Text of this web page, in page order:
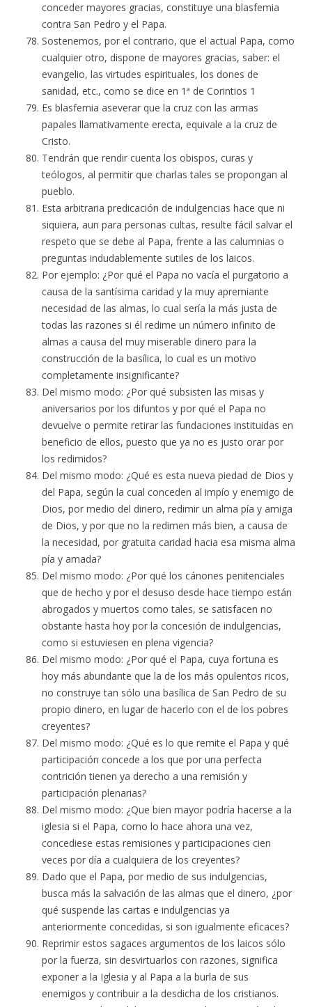
conceder mayores gracias, constituye una blasfemia
contra San Pedro y el Papa.
Sostenemos, por el contrario, que el actual Papa, como
cualquier otro, dispone de mayores gracias, saber: el
evangelio, las virtudes espirituales, los dones de
sanidad, etc., como se dice en 1ª de Corintios 1
Es blasfemia aseverar que la cruz con las armas
papales llamativamente erecta, equivale a la cruz de
Cristo.
Tendrán que rendir cuenta los obispos, curas y
teólogos, al permitir que charlas tales se propongan al
pueblo.
Esta arbitraria predicación de indulgencias hace que ni
siquiera, aun para personas cultas, resulte fácil salvar el
respeto que se debe al Papa, frente a las calumnias o
preguntas indudablemente sutiles de los laicos.
Por ejemplo: ¿Por qué el Papa no vacía el purgatorio a
causa de la santísima caridad y la muy apremiante
necesidad de las almas, lo cual sería la más justa de
todas las razones si él redime un número infinito de
almas a causa del muy miserable dinero para la
construcción de la basílica, lo cual es un motivo
completamente insignificante?
Del mismo modo: ¿Por qué subsisten las misas y
aniversarios por los difuntos y por qué el Papa no
devuelve o permite retirar las fundaciones instituidas en
beneficio de ellos, puesto que ya no es justo orar por
los redimidos?
Del mismo modo: ¿Qué es esta nueva piedad de Dios y
del Papa, según la cual conceden al impío y enemigo de
Dios, por medio del dinero, redimir un alma pía y amiga
de Dios, y por que no la redimen más bien, a causa de
la necesidad, por gratuita caridad hacia esa misma alma
pía y amada?
Del mismo modo: ¿Por qué los cánones penitenciales
que de hecho y por el desuso desde hace tiempo están
abrogados y muertos como tales, se satisfacen no
obstante hasta hoy por la concesión de indulgencias,
como si estuviesen en plena vigencia?
Del mismo modo: ¿Por qué el Papa, cuya fortuna es
hoy más abundante que la de los más opulentos ricos,
no construye tan sólo una basílica de San Pedro de su
propio dinero, en lugar de hacerlo con el de los pobres
creyentes?
Del mismo modo: ¿Qué es lo que remite el Papa y qué
participación concede a los que por una perfecta
contrición tienen ya derecho a una remisión y
participación plenarias?
Del mismo modo: ¿Que bien mayor podría hacerse a la
iglesia si el Papa, como lo hace ahora una vez,
concediese estas remisiones y participaciones cien
veces por día a cualquiera de los creyentes?
Dado que el Papa, por medio de sus indulgencias,
busca más la salvación de las almas que el dinero, ¿por
qué suspende las cartas e indulgencias ya
anteriormente concedidas, si son igualmente eficaces?
Reprimir estos sagaces argumentos de los laicos sólo
por la fuerza, sin desvirtuarlos con razones, significa
exponer a la Iglesia y al Papa a la burla de sus
enemigos y contribuir a la desdicha de los cristianos.